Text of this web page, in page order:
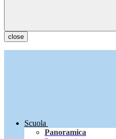
close
Scuola
Panoramica